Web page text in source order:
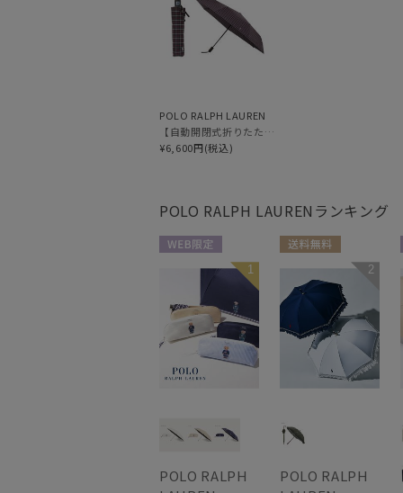
POLO RALPH LAUREN
【自動開閉式折りたたみ傘】ポロ ラルフ ローレン (POLO RALPH LAUREN) ロゴ刺繍 ワンタッチ
¥6,600円(税込)
POLO RALPH LAUREN ランキング
1
POLO RALPH
WOMEN
2
POLO RALPH